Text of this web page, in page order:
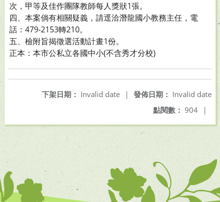
次，甲等及佳作團隊教師每人獎狀1張。
四、本案倘有相關疑義，請逕洽潛龍國小教務主任，電
話：479-2153轉210。
五、檢附旨揭徵選活動計畫1份。
正本：本市公私立各國中小(不含秀才分校)
發佈日期： Invalid date
下架日期： Invalid date
|
點閱數： 904 |